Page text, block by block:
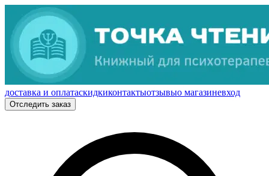
доставка и оплатаскидкиконтактыотзывыо магазиневход
Отследить заказ